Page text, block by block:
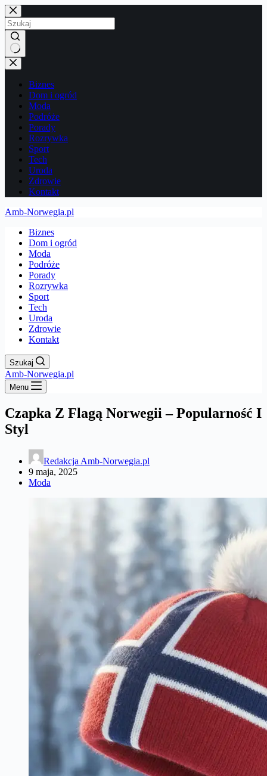
Przejdź
do
treści
Brak
wyników
Biznes
Dom i ogród
Moda
Podróże
Porady
Rozrywka
Sport
Tech
Uroda
Zdrowie
Kontakt
Amb-Norwegia.pl
Biznes
Dom i ogród
Moda
Podróże
Porady
Rozrywka
Sport
Tech
Uroda
Zdrowie
Kontakt
Szukaj
Amb-Norwegia.pl
Menu
Czapka Z Flagą Norwegii – Popularność I
Styl
Redakcja Amb-Norwegia.pl
9 maja, 2025
Moda